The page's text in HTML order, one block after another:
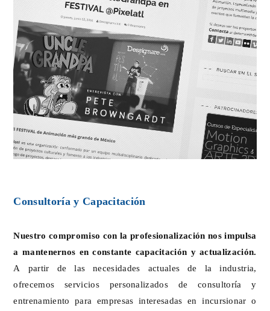
Consultoría y Capacitación
Nuestro compromiso con la profesionalización nos impulsa
a mantenernos en constante capacitación y actualización.
A partir de las necesidades actuales de la industria,
ofrecemos servicios personalizados de consultoría y
entrenamiento para empresas interesadas en incursionar o